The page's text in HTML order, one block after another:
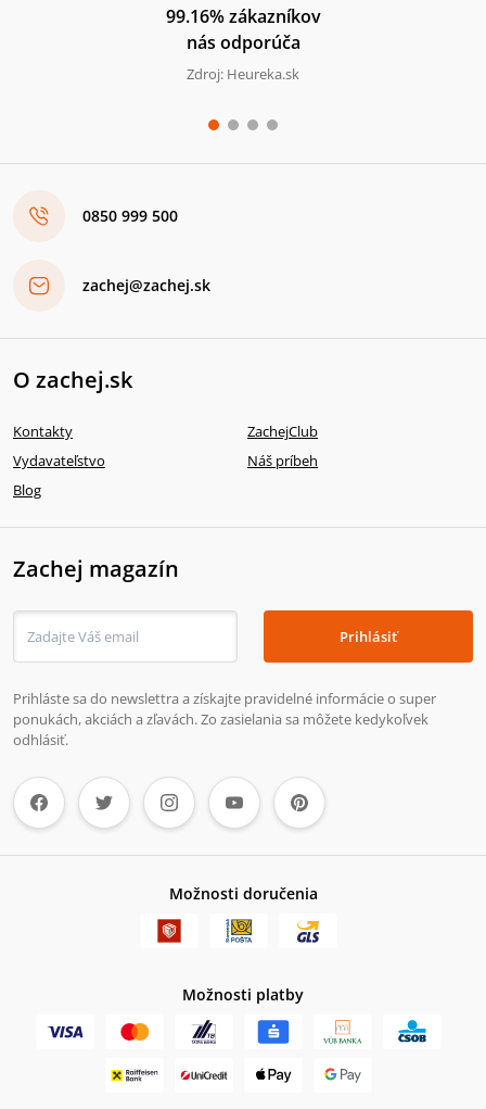
99.16% zákazníkov
nás odporúča
Zdroj: Heureka.sk
0850 999 500
zachej@zachej.sk
O zachej.sk
Kontakty
ZachejClub
Vydavateľstvo
Náš príbeh
Blog
Zachej magazín
Prihlásiť
Prihláste sa do newslettra a získajte pravidelné informácie o super
ponukách, akciách a zľavách. Zo zasielania sa môžete kedykoľvek
odhlásiť.
Možnosti doručenia
Možnosti platby